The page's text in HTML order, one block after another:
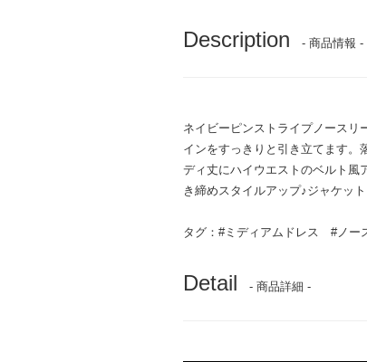
Description - 商品情報 -
ネイビーピンストライプノースリ
インをすっきりと引き立てます。
ディ丈にハイウエストのベルト風
き締めスタイルアップ♪ジャケッ
タグ： #ミディアムドレス #ノー
Detail - 商品詳細 -